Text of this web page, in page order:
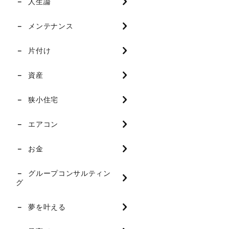
メンテナンス
片付け
資産
狭小住宅
エアコン
お金
グループコンサルティン
グ
夢を叶える